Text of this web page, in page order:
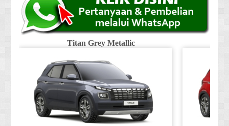
Titan Grey Metallic